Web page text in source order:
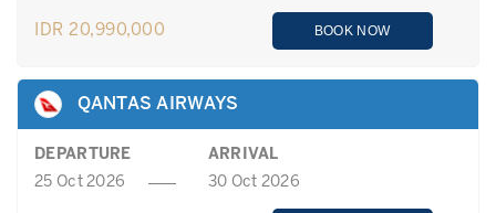
IDR 20,990,000 BOOK NOW
QANTAS AIRWAYS
DEPARTURE
ARRIVAL
25 Oct 2026
30 Oct 2026